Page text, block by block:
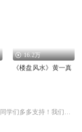
16.2万
《楼盘风水》黄一真